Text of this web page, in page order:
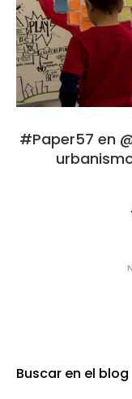
#Paper57 en